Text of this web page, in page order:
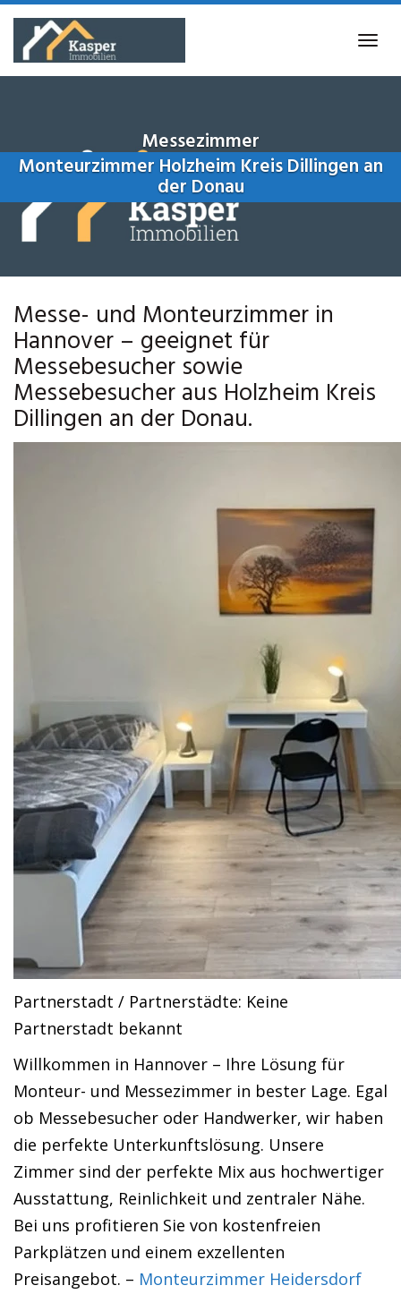
Skip
main
Messezimmer
Monteurzimmer Holzheim Kreis Dillingen an
der Donau
Messe- und Monteurzimmer in
Hannover – geeignet für
Messebesucher sowie
Messebesucher aus Holzheim Kreis
Dillingen an der Donau.
Partnerstadt / Partnerstädte: Keine
Partnerstadt bekannt
Willkommen in Hannover – Ihre Lösung für
Monteur- und Messezimmer in bester Lage. Egal
ob Messebesucher oder Handwerker, wir haben
die perfekte Unterkunftslösung. Unsere
Zimmer sind der perfekte Mix aus hochwertiger
Ausstattung, Reinlichkeit und zentraler Nähe.
Bei uns profitieren Sie von kostenfreien
Parkplätzen und einem exzellenten
Preisangebot. – Monteurzimmer Heidersdorf